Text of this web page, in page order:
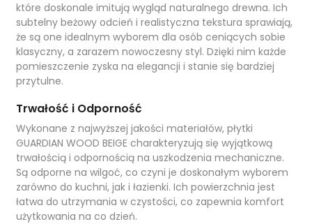
które doskonale imitują wygląd naturalnego drewna. Ich
subtelny beżowy odcień i realistyczna tekstura sprawiają,
że są one idealnym wyborem dla osób ceniących sobie
klasyczny, a zarazem nowoczesny styl. Dzięki nim każde
pomieszczenie zyska na elegancji i stanie się bardziej
przytulne.
Trwałość i Odporność
Wykonane z najwyższej jakości materiałów, płytki
GUARDIAN WOOD BEIGE charakteryzują się wyjątkową
trwałością i odpornością na uszkodzenia mechaniczne.
Są odporne na wilgoć, co czyni je doskonałym wyborem
zarówno do kuchni, jak i łazienki. Ich powierzchnia jest
łatwa do utrzymania w czystości, co zapewnia komfort
użytkowania na co dzień.